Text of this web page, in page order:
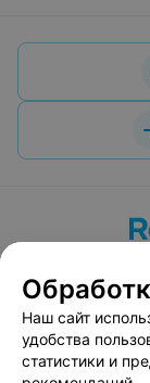
Вакансии
Наш сайт
удобства
статистики и